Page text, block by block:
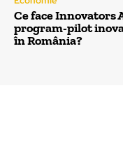
Ce face Innovators
program-pilot
în România?